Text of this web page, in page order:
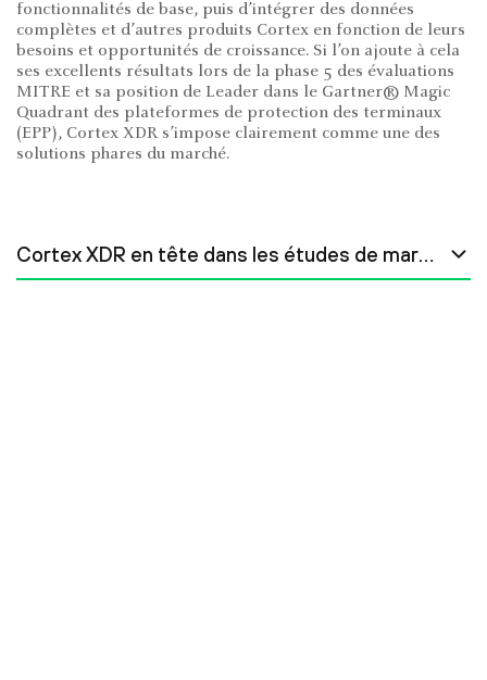
fonctionnalités de base, puis d’intégrer des données
complètes et d’autres produits Cortex en fonction de leurs
besoins et opportunités de croissance. Si l’on ajoute à cela
ses excellents résultats lors de la phase 5 des évaluations
MITRE et sa position de Leader dans le Gartner® Magic
Quadrant des plateformes de protection des terminaux
(EPP), Cortex XDR s’impose clairement comme une des
solutions phares du marché.